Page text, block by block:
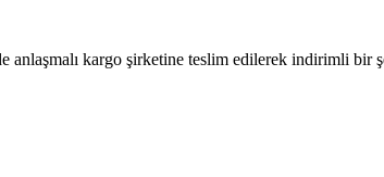
anlaşmalı kargo şirketine teslim edilerek indirimli